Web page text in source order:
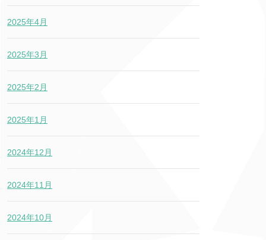
2025年4月
2025年3月
2025年2月
2025年1月
2024年12月
2024年11月
2024年10月